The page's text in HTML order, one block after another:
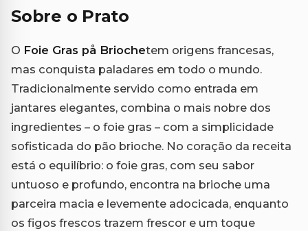
Sobre o Prato
O Foie Gras på Briochetem origens francesas,
mas conquista paladares em todo o mundo.
Tradicionalmente servido como entrada em
jantares elegantes, combina o mais nobre dos
ingredientes – o foie gras – com a simplicidade
sofisticada do pão brioche. No coração da receita
está o equilíbrio: o foie gras, com seu sabor
untuoso e profundo, encontra na brioche uma
parceira macia e levemente adocicada, enquanto
os figos frescos trazem frescor e um toque